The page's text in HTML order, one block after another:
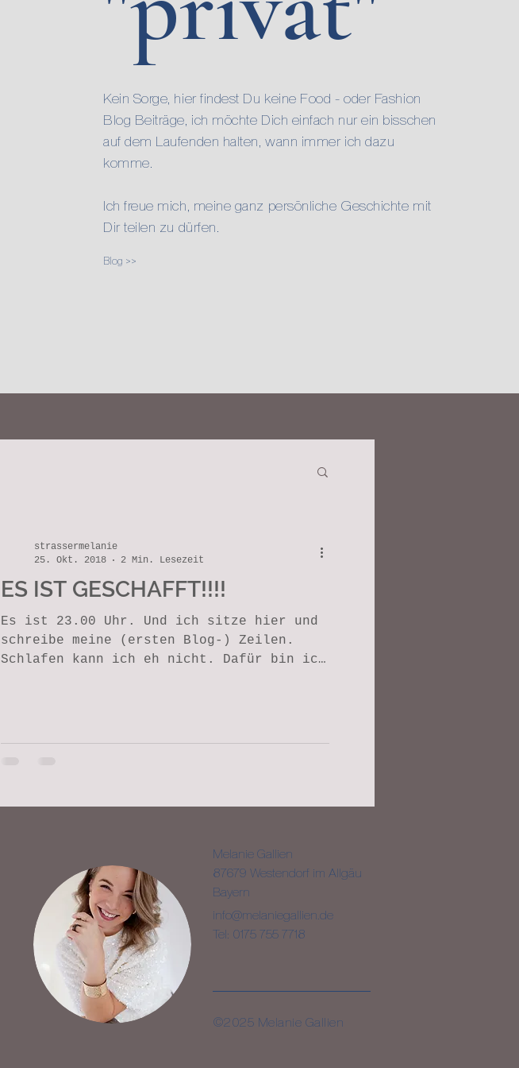
Kein Sorge, hier findest Du keine Food - oder Fashion
Blog Beiträge, ich möchte Dich einfach nur ein bisschen
auf dem Laufenden halten, wann immer ich dazu
komme.
Ich freue mich, meine ganz persönliche Geschichte mit
Dir teilen zu dürfen.
Blog >>
ES IST GESCHAFFT!!!!
Es ist 23.00 Uhr. Und ich sitze hier und
schreibe meine (ersten Blog-) Zeilen.
Schlafen kann ich eh nicht. Dafür bin ich
strassermelanie
25. Okt. 2018
2 Min. Lesezeit
Melanie Gallien
87679 Westendorf im Allgäu
Bayern
info@melaniegallien.de
Tel: 0175 755 7718
©2025 Melanie Gallien